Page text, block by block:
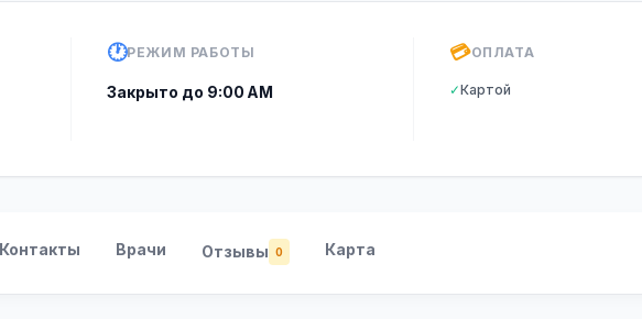
🕐РЕЖИМ РАБОТЫ
Закрыто до 9:00 AM
💳ОПЛАТА
✓Картой
Контакты Врачи Отзывы 0 Карта